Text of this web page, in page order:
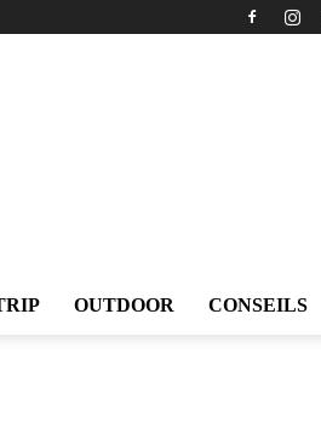
OUTDOOR CONSEILS